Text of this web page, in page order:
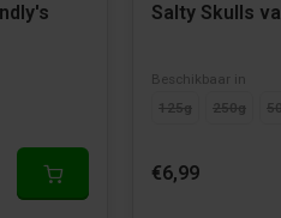
Salty Skulls
Beschikbaar in
125g
250g
€6,99